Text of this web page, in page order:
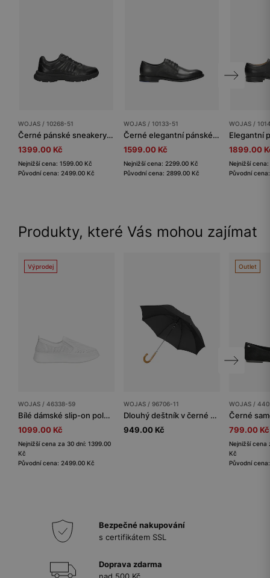
WOJAS / 10268-51
Černé pánské sneakery z lícové kůže
1399.00 Kč
Nejnižší cena: 1599.00 Kč
Původní cena: 2499.00 Kč
WOJAS / 10133-51
Černé elegantní pánské šněrovací polobotky
1599.00 Kč
Nejnižší cena: 2299.00 Kč
Původní cena: 2899.00 Kč
WOJAS /
1899.00
Nejnižší
Původní
Produkty, které Vás mohou zajímat
Výprodej
WOJAS / 46338-59
Bílé dámské slip-on polobotky z lícové kůže
1099.00 Kč
Nejnižší cena za 30 dní: 1399.00
Kč
Původní cena: 2499.00 Kč
WOJAS / 96706-11
Dlouhý deštník v černé barvě
949.00 Kč
Outlet
WOJAS /
799.00 Kč
Nejnižší cena
Kč
Původní
Bezpečné nakupování
s certifikátem SSL
Doprava zdarma